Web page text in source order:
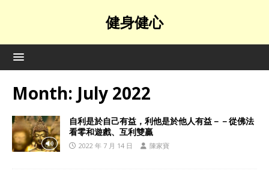
健身健心
Month: July 2022
自利是於自己有益，利他是於他人有益－－從佛法
看零和遊戲、互利雙贏
2022 年 7 月 14 日 陳家寶